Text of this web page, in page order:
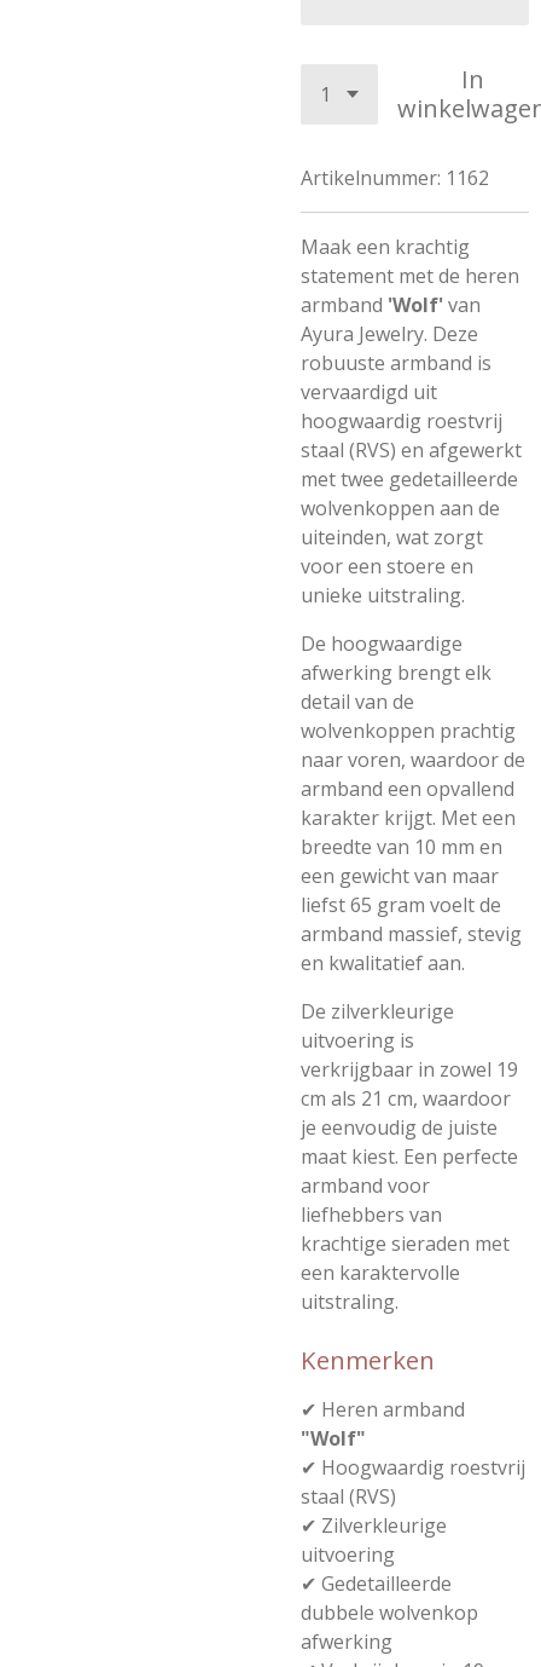
In
Artikelnummer: 1162
Maak een krachtig
statement met de heren
armband 'Wolf'van
Ayura Jewelry. Deze
robuuste armband is
vervaardigd uit
hoogwaardig roestvrij
staal (RVS) en afgewerkt
met twee gedetailleerde
wolvenkoppen aan de
uiteinden, wat zorgt
voor een stoere en
unieke uitstraling.
De hoogwaardige
afwerking brengt elk
detail van de
wolvenkoppen prachtig
naar voren, waardoor de
armband een opvallend
karakter krijgt. Met een
breedte van 10 mm en
een gewicht van maar
liefst 65 gram voelt de
armband massief, stevig
en kwalitatief aan.
De zilverkleurige
uitvoering is
verkrijgbaar in zowel 19
cm als 21 cm, waardoor
je eenvoudig de juiste
maat kiest. Een perfecte
armband voor
liefhebbers van
krachtige sieraden met
een karaktervolle
uitstraling.
Kenmerken
✔ Heren armband
"Wolf"
✔ Hoogwaardig roestvrij
staal (RVS)
✔ Zilverkleurige
uitvoering
✔ Gedetailleerde
dubbele wolvenkop
afwerking